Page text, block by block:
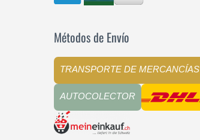
Métodos de Envío
TRANSPORTE DE MERCANCÍAS
AUTOCOLECTOR